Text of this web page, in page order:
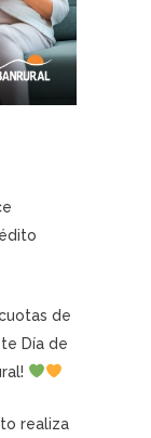
de
Día de
realiza